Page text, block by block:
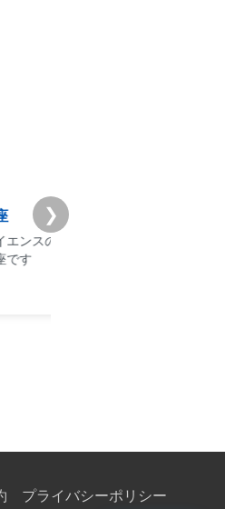
❯
利
プライバシーポリシー